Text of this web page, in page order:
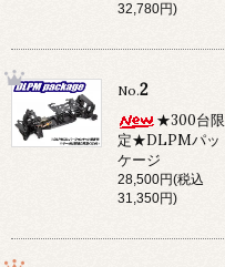
32,780円)
No.2
★300台限
定★DLPMパッ
ケージ
28,500円(税込
31,350円)